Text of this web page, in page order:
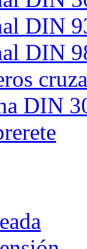
DIN
DIN
DIN